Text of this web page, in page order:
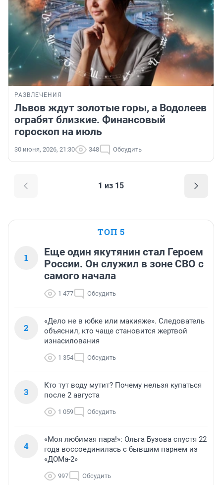
РАЗВЛЕЧЕНИЯ
Львов ждут золотые горы, а Водолеев
ограбят близкие. Финансовый
гороскоп на июль
30 июня, 2026, 21:30 348 Обсудить
1 из 15
ТОП 5
1
Еще один якутянин стал Героем
России. Он служил в зоне СВО с
самого начала
1 477 Обсудить
2
«Дело не в юбке или макияже». Следователь
объяснил, кто чаще становится жертвой
изнасилования
1 354 Обсудить
3
Кто тут воду мутит? Почему нельзя купаться
после 2 августа
1 059 Обсудить
4
«Моя любимая пара!»: Ольга Бузова спустя 22
года воссоединилась с бывшим парнем из
«ДОМа-2»
997 Обсудить